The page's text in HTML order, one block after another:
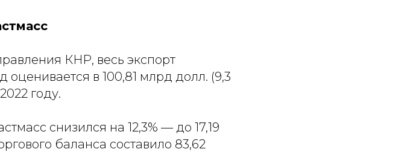
КНР, весь экспорт
в 100,81 млрд долл. (9,3
году.
снизился на 12,3% — до 17,19
баланса составило 83,62